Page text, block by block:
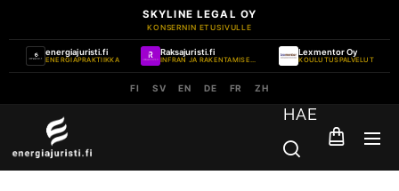
SKYLINE LEGAL OY
KONSERNIN ETUSIVULLE
energiajuristi.fi
ENERGIAPRAKTIIKKA
Raksajuristi.fi
INFRAN JA RAKENTAMISEN PRAKTIIKKA
Lexmentor Oy
KOULUTUSPALVELUT
FI SV EN DE FR ZH
HAE